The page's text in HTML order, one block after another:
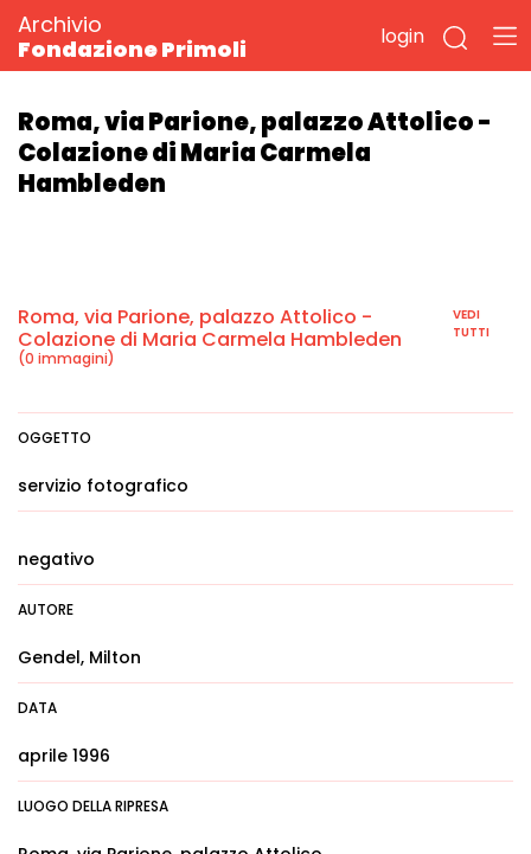
Archivio
Fondazione Primoli
login
Roma, via Parione, palazzo Attolico -
Colazione di Maria Carmela
Hambleden
Roma, via Parione, palazzo Attolico -
Colazione di Maria Carmela Hambleden
(0 immagini)
VEDI
TUTTI
OGGETTO
servizio fotografico
negativo
AUTORE
Gendel, Milton
DATA
aprile 1996
LUOGO DELLA RIPRESA